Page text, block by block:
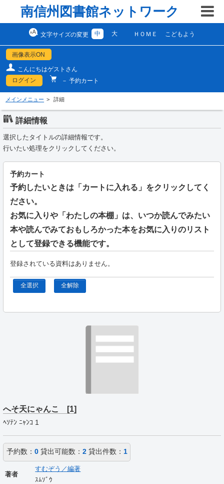
南信州図書館ネットワーク
文字サイズの変更 中 大 ＨＯＭＥ こどもよう
画像表示ON
こんにちはゲストさん
ログイン
－ 予約カート
メインメニュー 詳細
詳細情報
選択したタイトルの詳細情報です。
行いたい処理をクリックしてください。
予約カート
予約したいときは「カートに入れる」をクリックしてく
ださい。
お気に入りや「わたしの本棚」は、いつか読んでみたい
本や読んでみておもしろかった本をお気に入りのリスト
として登録できる機能です。
登録されている資料はありません。
全選択 全解除
へそ天にゃんこ [1]
ﾍｿﾃﾝ ﾆｬﾝｺ 1
予約数： 0貸出可能数： 2貸出件数： 1
著者
すむぞう／編著
ｽﾑｿﾞｳ